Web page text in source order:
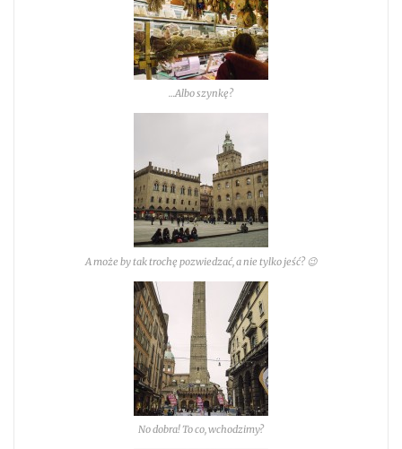
…Albo szynkę?
A może by tak trochę pozwiedzać, a nie tylko jeść? 😉
No dobra! To co, wchodzimy?